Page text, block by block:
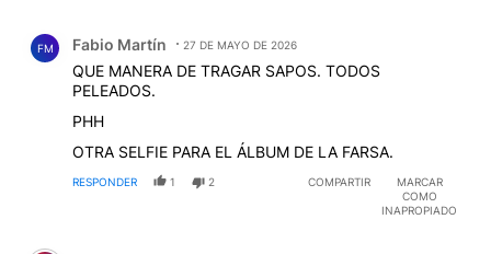
FM Fabio Martín 27 DE MAYO DE 2026
QUE MANERA DE TRAGAR SAPOS. TODOS
PELEADOS.
PHH
OTRA SELFIE PARA EL ÁLBUM DE LA FARSA.
RESPONDER 1 2 COMPARTIR
MARCAR
COMO
INAPROPIADO
Comentario de Fabio Bustos.